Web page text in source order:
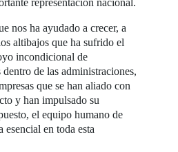
representación nacional.
nos ha ayudado a crecer, a
altibajos que ha sufrido el
incondicional de
dentro de las administraciones,
que se han aliado con
y han impulsado su
el equipo humano de
en toda esta